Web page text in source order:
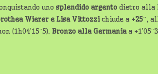
uno splendido argento dietro alla
Wierer e Lisa Vittozzichiude a +25″,
(1h04’15″5). Bronzo alla Germaniaa